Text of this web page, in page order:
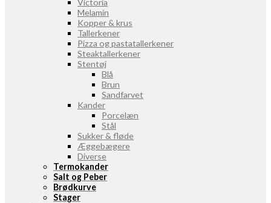
Victoria
Melamin
Kopper & krus
Tallerkener
Pizza og pastatallerkener
Steaktallerkener
Stentøj
Blå
Brun
Sandfarvet
Kander
Porcelæn
Stål
Sukker & fløde
Æggebægere
Diverse
Termokander
Salt og Peber
Brødkurve
Stager